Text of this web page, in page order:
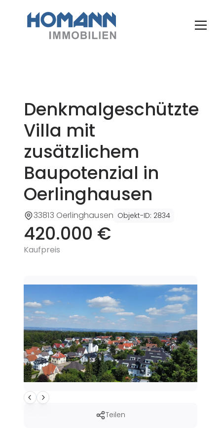
Denkmalgeschützte
Villa mit
zusätzlichem
Baupotenzial in
Oerlinghausen
33813 Oerlinghausen Objekt-ID: 2834
420.000 €
Kaufpreis
Teilen